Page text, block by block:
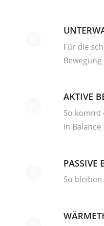
Für die
AKTIVE
So
in Balance
PASSIVE
So